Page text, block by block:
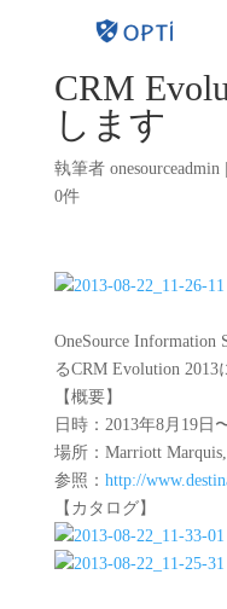
CRM
します
執筆者 onesourceadmin|
0件
OneSource
るCRM Evolution 2013
【概要】
日時：2013年8月19日
場所：Marriott
参照： http://
【カタログ】